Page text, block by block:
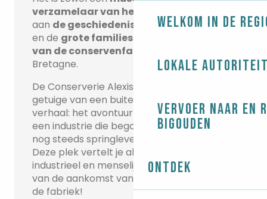
Welkom in de
Lokale
Vervoer naar en
Bigouden
Ontdek
verzamelaar van herinneringen
aan de geschiedenis van de arbeiders
en de grote families die eigenaar waren
van de conservenfabrieken
Bretagne.
De Conserverie Alexis Le Gall is de laatste
getuige van een buitengewoon Bretons
verhaal: het avontuur van de visconserven,
een industrie die begon in de 19e eeuw en
nog steeds springlevend is in de Bigouden.
Deze plek vertelt je alles over een
industrieel en menselijk epos, op het ritme
van de aankomst van de vis en de bel van
de fabriek!